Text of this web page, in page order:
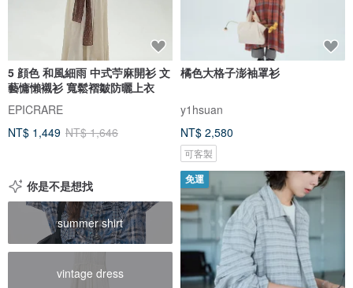
5 顔色 和風細雨 中式苧麻開衫 文
藝慵懶襯衫 寬鬆褶皺防曬上衣
EPICRARE
NT$ 1,449 NT$ 1,646
橘色大格子澎袖罩衫
y1hsuan
NT$ 2,580
可客製
你是不是想找
summer shirt
vintage dress
免運